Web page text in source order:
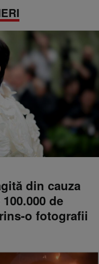
din cauza
de
o fotografii